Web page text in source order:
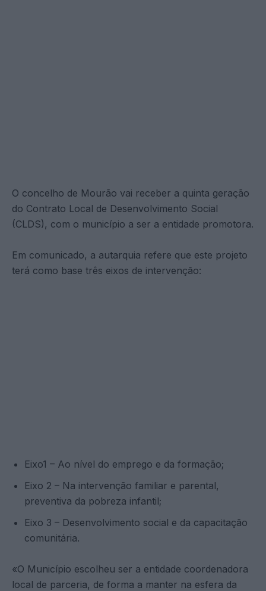
O concelho de Mourão vai receber a quinta geração
do Contrato Local de Desenvolvimento Social
(CLDS), com o município a ser a entidade promotora.
Em comunicado, a autarquia refere que este projeto
terá como base três eixos de intervenção:
Eixo1 – Ao nível do emprego e da formação;
Eixo 2 – Na intervenção familiar e parental,
preventiva da pobreza infantil;
Eixo 3 – Desenvolvimento social e da capacitação
comunitária.
«O Município escolheu ser a entidade coordenadora
local de parceria, de forma a manter na esfera da